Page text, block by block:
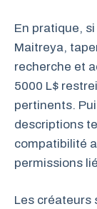
En pratique,
Maitreya,
recherche et
5000 L$
pertinents.
descriptions
compatibilité
permissions
Les créateurs